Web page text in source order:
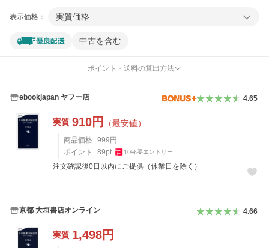
表示価格： 実質価格
中古を含む
ポイント・送料の算出方法
ebookjapan ヤフー店 4.65
実質 910円 （最安値）
商品価格 999 円
ポイント
89pt 10%要エントリー
注文確認後0日以内にご提供（休業日を除く）
京都 大垣書店オンライン 4.66
実質 1,498円